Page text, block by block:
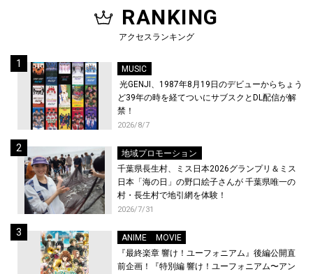
RANKING
アクセスランキング
MUSIC
光GENJI、1987年8月19日のデビューからちょう
ど39年の時を経てついにサブスクとDL配信が解
禁！
2026/8/7
地域プロモーション
千葉県長生村、ミス日本2026グランプリ＆ミス
日本「海の日」の野口絵子さんが 千葉県唯一の
村・長生村で地引網を体験！
2026/7/31
ANIME
MOVIE
『最終楽章 響け！ユーフォニアム』後編公開直
前企画！『特別編 響け！ユーフォニアム〜アン